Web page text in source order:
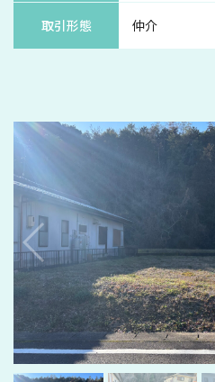
取引形態 仲介